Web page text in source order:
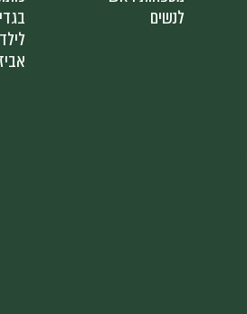
לנשים